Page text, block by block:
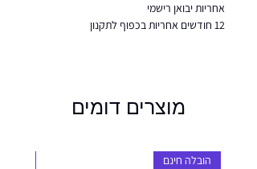
אחריות יבואן רישמי
12 חודשים אחריות בכפוף לתקנון
מוצרים דומים
הובלה חינם